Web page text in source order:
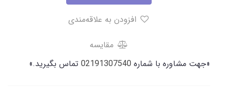
مقایسه
«جهت مشاوره با شماره 02191307540 تماس بگیرید.»